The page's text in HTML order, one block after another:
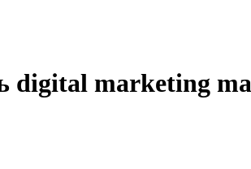
digital marketing